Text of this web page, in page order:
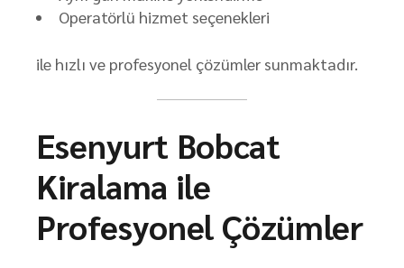
Operatörlü hizmet seçenekleri
ile hızlı ve profesyonel çözümler sunmaktadır.
Esenyurt Bobcat
Kiralama ile
Profesyonel Çözümler